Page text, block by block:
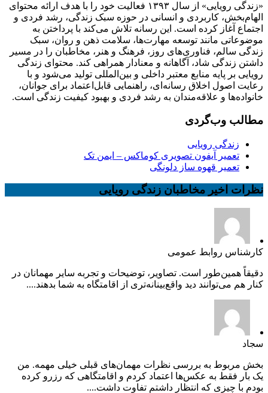
«زندگی رویایی» از سال ۱۳۹۳ فعالیت خود را با هدف ارائه محتوای
الهام‌بخش، کاربردی و انسانی در حوزه سبک زندگی، رشد فردی و
اجتماع آغاز کرده است. این رسانه تلاش می‌کند با پرداختن به
موضوعاتی مانند توسعه مهارت‌ها، سلامت ذهن و روان، سبک
زندگی سالم، فناوری‌های روز، فرهنگ و هنر، مخاطبان را در مسیر
داشتن زندگی شاد، آگاهانه و معنادار همراهی کند. محتوای زندگی
رویایی بر پایه منابع معتبر داخلی و بین‌المللی تولید می‌شود و با
رعایت اصول اخلاق رسانه‌ای، راهنمایی قابل‌اعتماد برای جوانان،
خانواده‌ها و علاقه‌مندان به رشد فردی و بهبود کیفیت زندگی است.
مطالب وب‌گردی
زندگی رویایی
تعمیر آیفون تصویری کوماکس – ایمن تک
تعمیر قهوه ساز دلونگی
نظرات اخیر مخاطبان زندگی رویایی
کارشناس روابط عمومی
دقیقاً همین‌طور است. تصاویر، توضیحات و تجربه سایر مهمانان در
کنار هم می‌توانند دید واقع‌بینانه‌تری از اقامتگاه به شما بدهند....
سجاد
بخش مربوط به بررسی نظرات مهمان‌های قبلی خیلی مهمه. من
یک بار فقط به عکس‌ها اعتماد کردم و اقامتگاهی که رزرو کرده
بودم با چیزی که انتظار داشتم تفاوت داشت....